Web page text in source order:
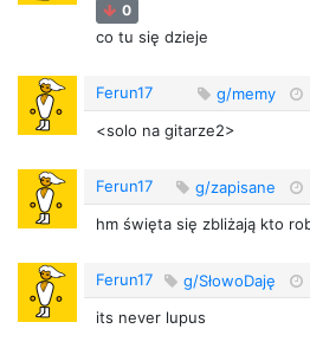
0
co tu się dzieje
Ferun17 g/memy
<solo na gitarze2>
Ferun17 g/zapisane
hm święta się zbliżają kto
Ferun17 g/SłowoDaję
its never lupus